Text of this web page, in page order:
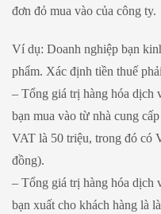
đơn đỏ mua vào của công ty.
Ví dụ: Doanh nghiệp bạn
phẩm. Xác định tiền thuế
– Tổng giá trị hàng hóa dịch
bạn mua vào từ nhà cung
VAT là 50 triệu, trong đó có
đồng).
– Tổng giá trị hàng hóa dịch
bạn xuất cho khách hàng là